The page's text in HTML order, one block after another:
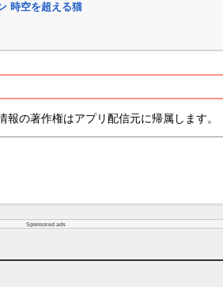
時空を超える猫
の著作権はアプリ配信元に帰属します。
Sponsored ads